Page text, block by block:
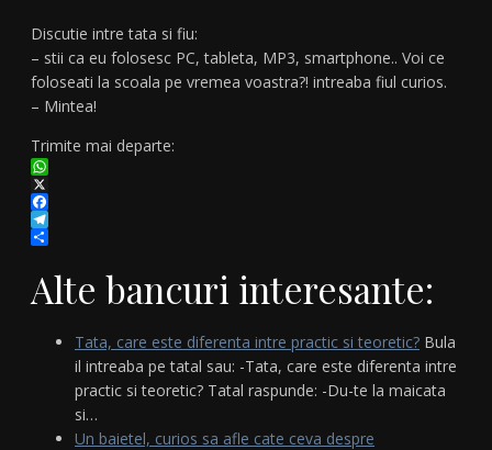
Discutie intre tata si fiu:
– stii ca eu folosesc PC, tableta, MP3, smartphone.. Voi ce
foloseati la scoala pe vremea voastra?! intreaba fiul curios.
– Mintea!
Trimite mai departe:
WhatsApp
X
Facebook
Telegram
Alte bancuri interesante:
Tata, care este diferenta intre practic si teoretic? Bula
il intreaba pe tatal sau: -Tata, care este diferenta intre
practic si teoretic? Tatal raspunde: -Du-te la maicata
si…
Un baietel, curios sa afle cate ceva despre